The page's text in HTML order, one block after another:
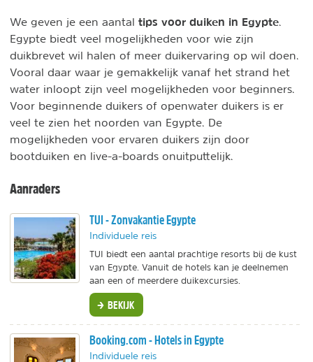
We geven je een aantal tips voor duiken in Egypte
Egypte biedt veel mogelijkheden voor wie zijn
duikbrevet wil halen of meer duikervaring op wil doen.
Vooral daar waar je gemakkelijk vanaf het strand het
water inloopt zijn veel mogelijkheden voor beginners.
Voor beginnende duikers of openwater duikers is er
veel te zien het noorden van Egypte. De
mogelijkheden voor ervaren duikers zijn door
bootduiken en live-a-boards onuitputtelijk.
Aanraders
TUI - Zonvakantie Egypte
Individuele reis
TUI biedt een aantal prachtige resorts bij de kust
van Egypte. Vanuit de hotels kan je deelnemen
aan een of meerdere duikexcursies.
BEKIJK
Booking.com - Hotels in Egypte
Individuele reis